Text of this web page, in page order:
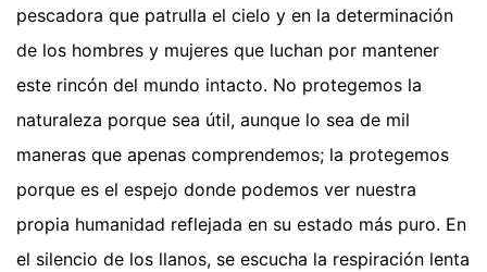
pescadora que patrulla el cielo y en la determinación
de los hombres y mujeres que luchan por mantener
este rincón del mundo intacto. No protegemos la
naturaleza porque sea útil, aunque lo sea de mil
maneras que apenas comprendemos; la protegemos
porque es el espejo donde podemos ver nuestra
propia humanidad reflejada en su estado más puro. En
el silencio de los llanos, se escucha la respiración lenta